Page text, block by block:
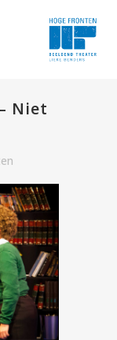
Niet